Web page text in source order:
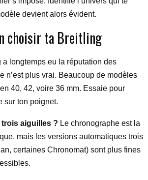
devient alors évident.
choisir ta Breitling
a longtemps eu la réputation des
n’est plus vrai. Beaucoup de modèles
40, 42, voire 36 mm. Essaie pour
sur ton poignet.
aiguilles ? Le chronographe est la
mais les versions automatiques trois
certaines Chronomat) sont plus fines